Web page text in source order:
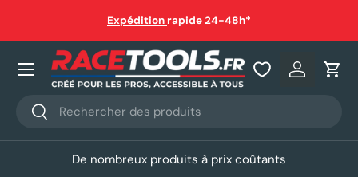
Aller au contenu
Expédition rapide 24-48h*
Recherche
Rechercher
Se
Nos produits
De nombreux produits à prix coûtants